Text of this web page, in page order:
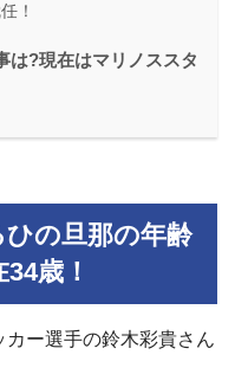
！
?現在はマリノススタ
ひの旦那の年齢
歳！
ー選手の鈴木彩貴さん